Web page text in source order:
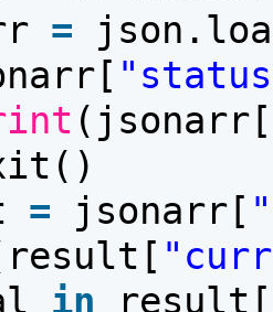
=
(jsonarr[
= jsonarr[
in result[